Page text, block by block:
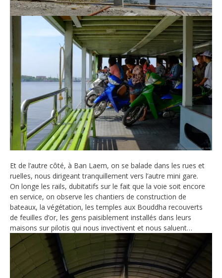
Et de l’autre côté, à Ban Laem, on se balade dans les rues et
ruelles, nous dirigeant tranquillement vers l’autre mini gare.
On longe les rails, dubitatifs sur le fait que la voie soit encore
en service, on observe les chantiers de construction de
bateaux, la végétation, les temples aux Bouddha recouverts
de feuilles d’or, les gens paisiblement installés dans leurs
maisons sur pilotis qui nous invectivent et nous saluent…